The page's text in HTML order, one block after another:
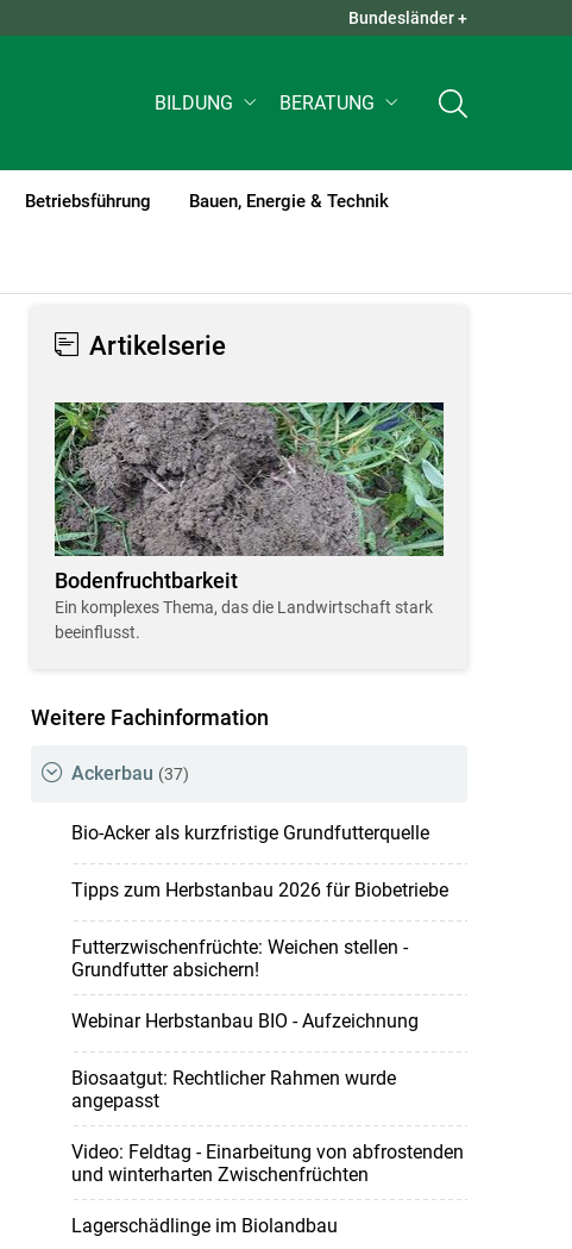
QUICK LINKS +
Bundesländer +
BILDUNG BERATUNG
Betriebsführung Bauen, Energie & Technik
Artikelserie
Bodenfruchtbarkeit
Ein komplexes Thema, das die Landwirtschaft stark
beeinflusst.
Weitere Fachinformation
Ackerbau (37)
Bio-Acker als kurzfristige Grundfutterquelle
Tipps zum Herbstanbau 2026 für Biobetriebe
Futterzwischenfrüchte: Weichen stellen -
Grundfutter absichern!
Webinar Herbstanbau BIO - Aufzeichnung
Biosaatgut: Rechtlicher Rahmen wurde
angepasst
Video: Feldtag - Einarbeitung von abfrostenden
und winterharten Zwischenfrüchten
Lagerschädlinge im Biolandbau